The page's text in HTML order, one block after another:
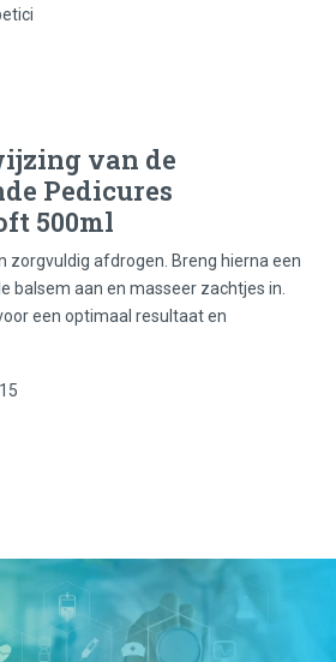
van de
Pedicures
500ml
zorgvuldig afdrogen. Breng hierna een
balsem aan en masseer zachtjes in.
een optimaal resultaat en